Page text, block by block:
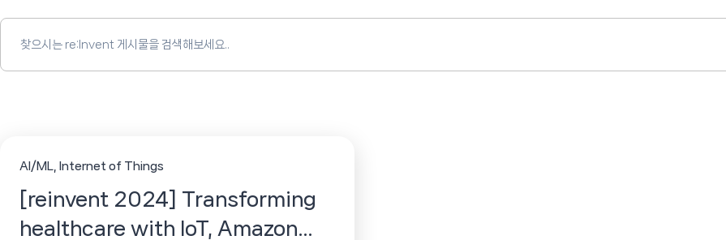
Search
AI/ML Internet of Things
[reinvent 2024] Transforming
healthcare with IoT, Amazon